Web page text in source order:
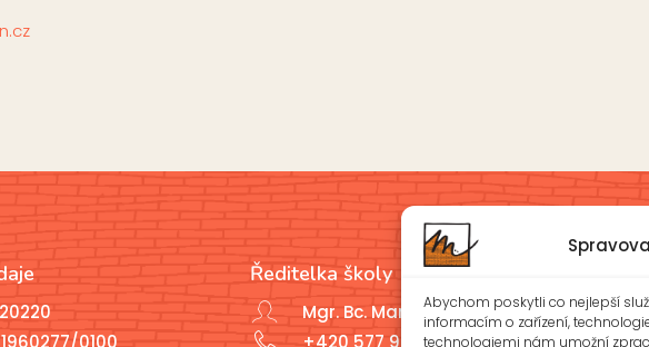
Abychom poskytli co nejlepší
informacím o zařízení,
technologiemi nám umožní
0100
Ředitelka školy
Mgr. Bc. Marcela Javoříková
+420 577 926 721